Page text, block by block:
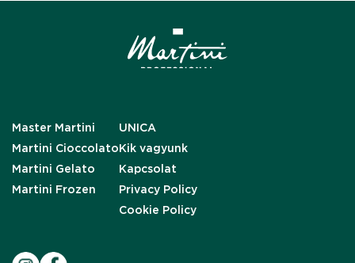
Master Martini
Martini Cioccolato
Martini Gelato
Martini Frozen
UNICA
Kik vagyunk
Kapcsolat
Privacy Policy
Cookie Policy